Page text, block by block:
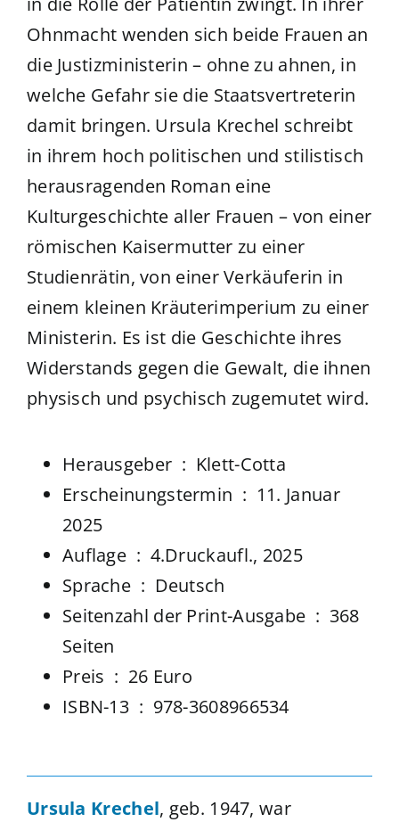
Ohnmacht wenden sich beide Frauen an
die Justizministerin – ohne zu ahnen, in
welche Gefahr sie die Staatsvertreterin
damit bringen. Ursula Krechel schreibt
in ihrem hoch politischen und stilistisch
herausragenden Roman eine
Kulturgeschichte aller Frauen – von einer
römischen Kaisermutter zu einer
Studienrätin, von einer Verkäuferin in
einem kleinen Kräuterimperium zu einer
Ministerin. Es ist die Geschichte ihres
Widerstands gegen die Gewalt, die ihnen
physisch und psychisch zugemutet wird.
Herausgeber ‏ : ‎ Klett-Cotta
Erscheinungstermin ‏ : ‎ 11. Januar
2025
Auflage ‏ : ‎ 4.Druckaufl., 2025
Sprache ‏ : ‎ Deutsch
Seitenzahl der Print-Ausgabe ‏ : ‎ 368
Seiten
Preis ‏ : ‎ 26 Euro
ISBN-13 ‏ : ‎ 978-3608966534
Ursula Krechel, geb. 1947, war